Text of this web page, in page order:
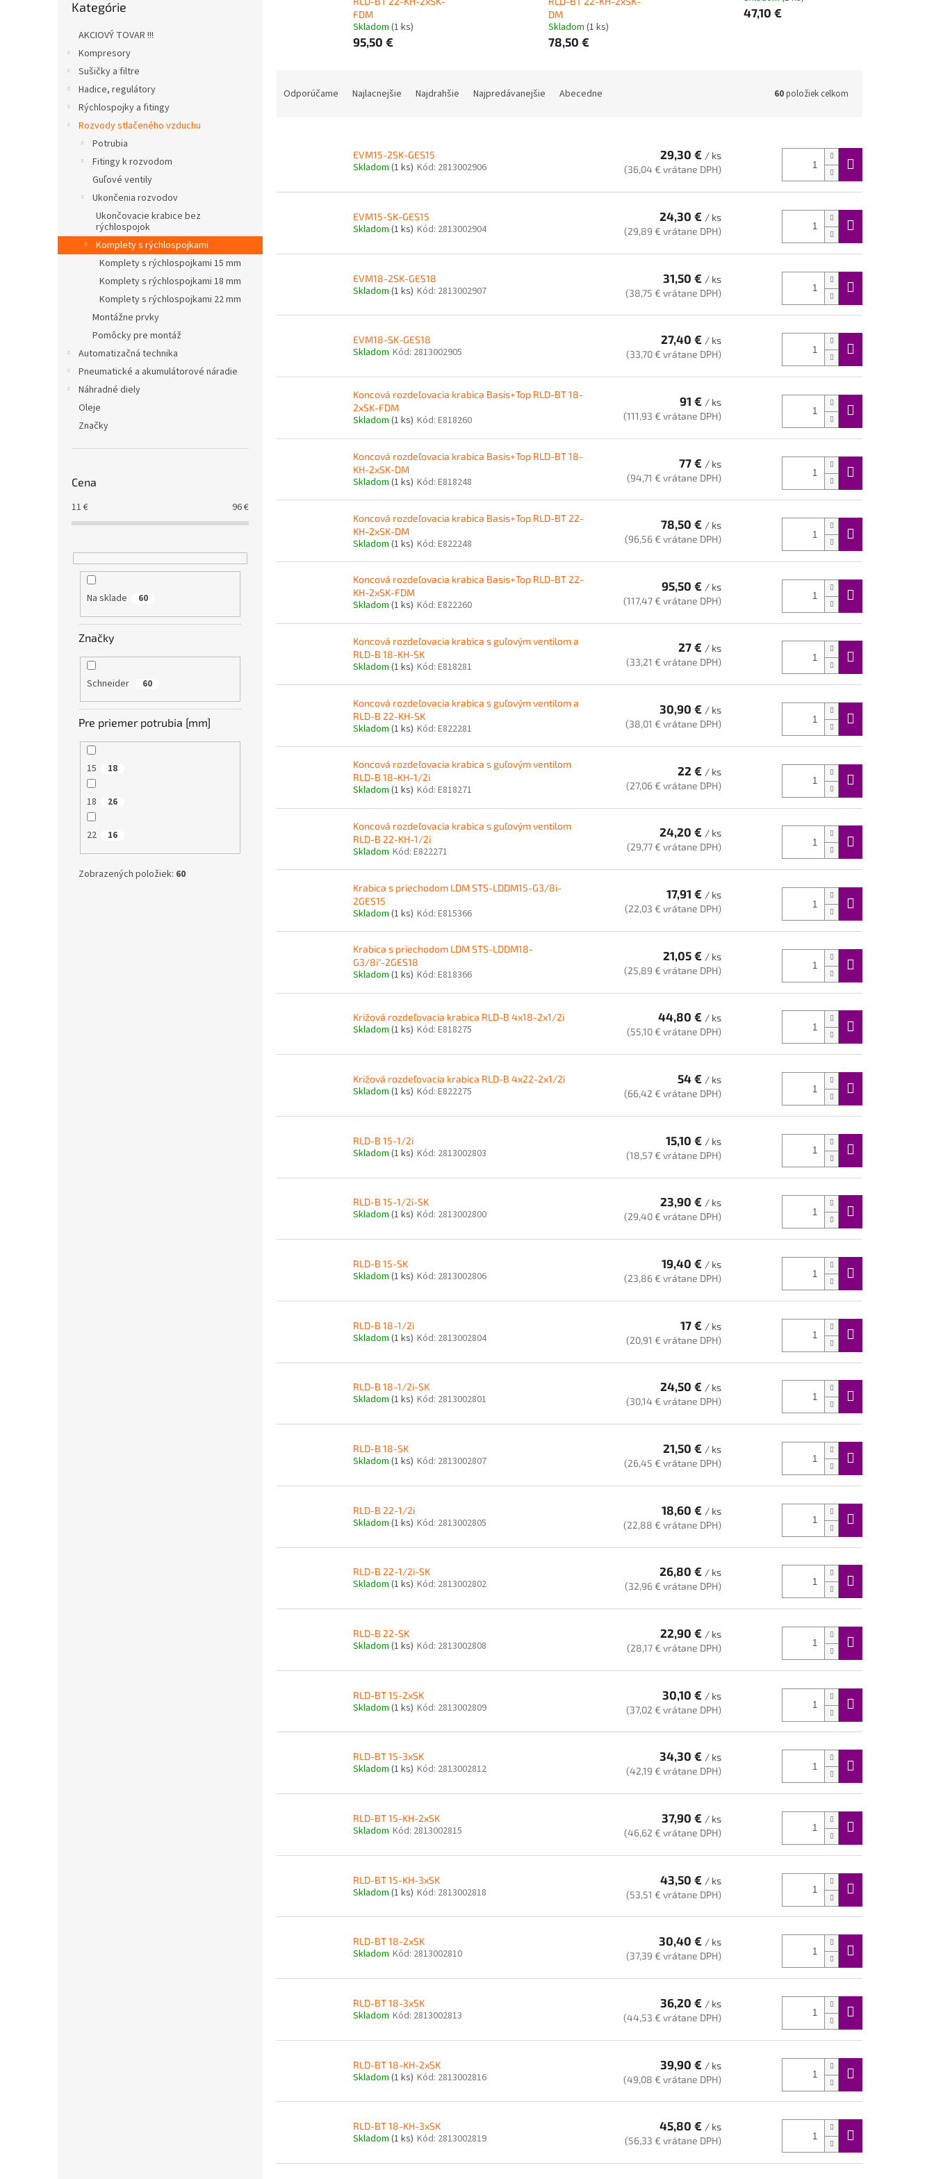
kategórie
Kategórie
AKCIOVÝ TOVAR !!!
Kompresory
Sušičky a filtre
Hadice, regulátory
Rýchlospojky a fitingy
Rozvody stlačeného vzduchu
Potrubia
Fitingy k rozvodom
Guľové ventily
Ukončenia rozvodov
Ukončovacie krabice bez
rýchlospojok
Komplety s rýchlospojkami
Komplety s rýchlospojkami 15 mm
Komplety s rýchlospojkami 18 mm
Komplety s rýchlospojkami 22 mm
Montážne prvky
Pomôcky pre montáž
Automatizačná technika
Pneumatické a akumulátorové náradie
Náhradné diely
Oleje
Značky
Cena
11 € 96€
Na sklade 60
Značky
Schneider 60
Pre priemer potrubia [mm]
15 18
18 26
22 16
Zobrazených položiek: 60
FDM
Skladom (1 ks)
95,50 €
DM
Skladom (1 ks)
78,50 €
47,10 €
Odporúčame Najlacnejšie Najdrahšie Najpredávanejšie Abecedne 60položiek celkom
EVM15-2SK-GES15
Skladom (1 ks) Kód: 2813002906
29,30 € / ks
(36,04 € vrátane DPH)
EVM15-SK-GES15
Skladom (1 ks) Kód: 2813002904
24,30 € / ks
(29,89 € vrátane DPH)
EVM18-2SK-GES18
Skladom (1 ks) Kód: 2813002907
31,50 € / ks
(38,75 € vrátane DPH)
EVM18-SK-GES18
Skladom Kód: 2813002905
27,40 € / ks
(33,70 € vrátane DPH)
Koncová rozdeľovacia krabica Basis+Top RLD-BT 18-
2xSK-FDM
Skladom (1 ks) Kód: E818260
91 € / ks
(111,93 € vrátane DPH)
Koncová rozdeľovacia krabica Basis+Top RLD-BT 18-
KH-2xSK-DM
Skladom (1 ks) Kód: E818248
77 € / ks
(94,71 € vrátane DPH)
Koncová rozdeľovacia krabica Basis+Top RLD-BT 22-
KH-2xSK-DM
Skladom (1 ks) Kód: E822248
78,50 € / ks
(96,56 € vrátane DPH)
Koncová rozdeľovacia krabica Basis+Top RLD-BT 22-
KH-2xSK-FDM
Skladom (1 ks) Kód: E822260
95,50 € / ks
(117,47 € vrátane DPH)
Koncová rozdeľovacia krabica s guľovým ventilom a
RLD-B 18-KH-SK
Skladom (1 ks) Kód: E818281
27 € / ks
(33,21 € vrátane DPH)
Koncová rozdeľovacia krabica s guľovým ventilom a
RLD-B 22-KH-SK
Skladom (1 ks) Kód: E822281
30,90 € / ks
(38,01 € vrátane DPH)
Koncová rozdeľovacia krabica s guľovým ventilom
RLD-B 18-KH-1/2i
Skladom (1 ks) Kód: E818271
22 € / ks
(27,06 € vrátane DPH)
Koncová rozdeľovacia krabica s guľovým ventilom
RLD-B 22-KH-1/2i
Skladom Kód: E822271
24,20 € / ks
(29,77 € vrátane DPH)
Krabica s priechodom LDM STS-LDDM15-G3/8i-
2GES15
Skladom (1 ks) Kód: E815366
17,91 € / ks
(22,03 € vrátane DPH)
Krabica s priechodom LDM STS-LDDM18-
G3/8i"-2GES18
Skladom (1 ks) Kód: E818366
21,05 € / ks
(25,89 € vrátane DPH)
Križová rozdeľovacia krabica RLD-B 4x18-2x1/2i
Skladom (1 ks) Kód: E818275
44,80 € / ks
(55,10 € vrátane DPH)
Križová rozdeľovacia krabica RLD-B 4x22-2x1/2i
Skladom (1 ks) Kód: E822275
54 € / ks
(66,42 € vrátane DPH)
RLD-B 15-1/2i
Skladom (1 ks) Kód: 2813002803
15,10 € / ks
(18,57 € vrátane DPH)
RLD-B 15-1/2i-SK
Skladom (1 ks) Kód: 2813002800
23,90 € / ks
(29,40 € vrátane DPH)
RLD-B 15-SK
Skladom (1 ks) Kód: 2813002806
19,40 € / ks
(23,86 € vrátane DPH)
RLD-B 18-1/2i
Skladom (1 ks) Kód: 2813002804
17 € / ks
(20,91 € vrátane DPH)
RLD-B 18-1/2i-SK
Skladom (1 ks) Kód: 2813002801
24,50 € / ks
(30,14 € vrátane DPH)
RLD-B 18-SK
Skladom (1 ks) Kód: 2813002807
21,50 € / ks
(26,45 € vrátane DPH)
RLD-B 22-1/2i
Skladom (1 ks) Kód: 2813002805
18,60 € / ks
(22,88 € vrátane DPH)
RLD-B 22-1/2i-SK
Skladom (1 ks) Kód: 2813002802
26,80 € / ks
(32,96 € vrátane DPH)
RLD-B 22-SK
Skladom (1 ks) Kód: 2813002808
22,90 € / ks
(28,17 € vrátane DPH)
RLD-BT 15-2xSK
Skladom (1 ks) Kód: 2813002809
30,10 € / ks
(37,02 € vrátane DPH)
RLD-BT 15-3xSK
Skladom (1 ks) Kód: 2813002812
34,30 € / ks
(42,19 € vrátane DPH)
RLD-BT 15-KH-2xSK
Skladom Kód: 2813002815
37,90 € / ks
(46,62 € vrátane DPH)
RLD-BT 15-KH-3xSK
Skladom (1 ks) Kód: 2813002818
43,50 € / ks
(53,51 € vrátane DPH)
RLD-BT 18-2xSK
Skladom Kód: 2813002810
30,40 € / ks
(37,39 € vrátane DPH)
RLD-BT 18-3xSK
Skladom Kód: 2813002813
36,20 € / ks
(44,53 € vrátane DPH)
RLD-BT 18-KH-2xSK
Skladom (1 ks) Kód: 2813002816
39,90 € / ks
(49,08 € vrátane DPH)
RLD-BT 18-KH-3xSK
Skladom (1 ks) Kód: 2813002819
45,80 € / ks
(56,33 € vrátane DPH)